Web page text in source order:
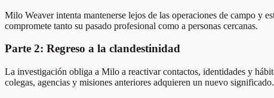
Milo Weaver intenta mantenerse lejos de las operaciones de campo y
compromete tanto su pasado profesional como a personas cercanas.
Parte 2: Regreso a la clandestinidad
La investigación obliga a Milo a reactivar contactos, identidades y
colegas, agencias y misiones anteriores adquieren un nuevo significado.